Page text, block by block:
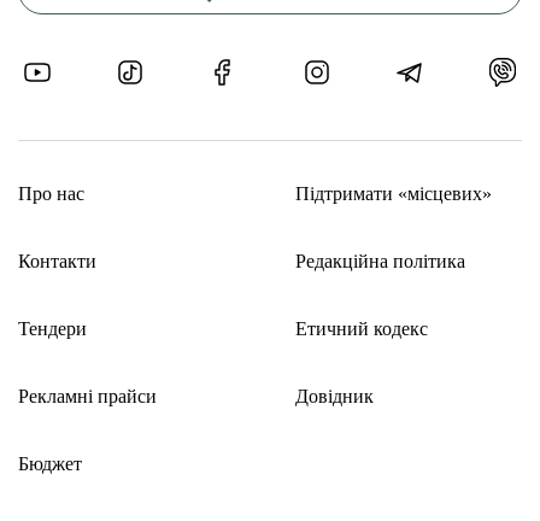
Про нас
Контакти
Тендери
Рекламні прайси
Бюджет
Підтримати «місцевих»
Редакційна політика
Етичний кодекс
Довідник